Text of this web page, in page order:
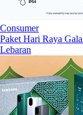
Consumer
Paket Hari Raya
Lebaran